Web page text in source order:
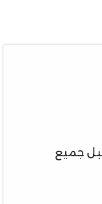
جميع